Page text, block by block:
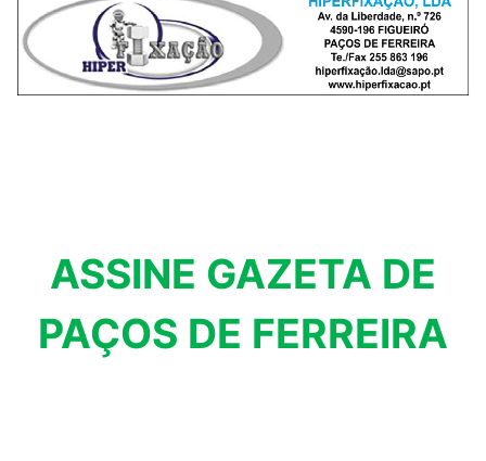
ASSINE GAZETA DE
PAÇOS DE FERREIRA